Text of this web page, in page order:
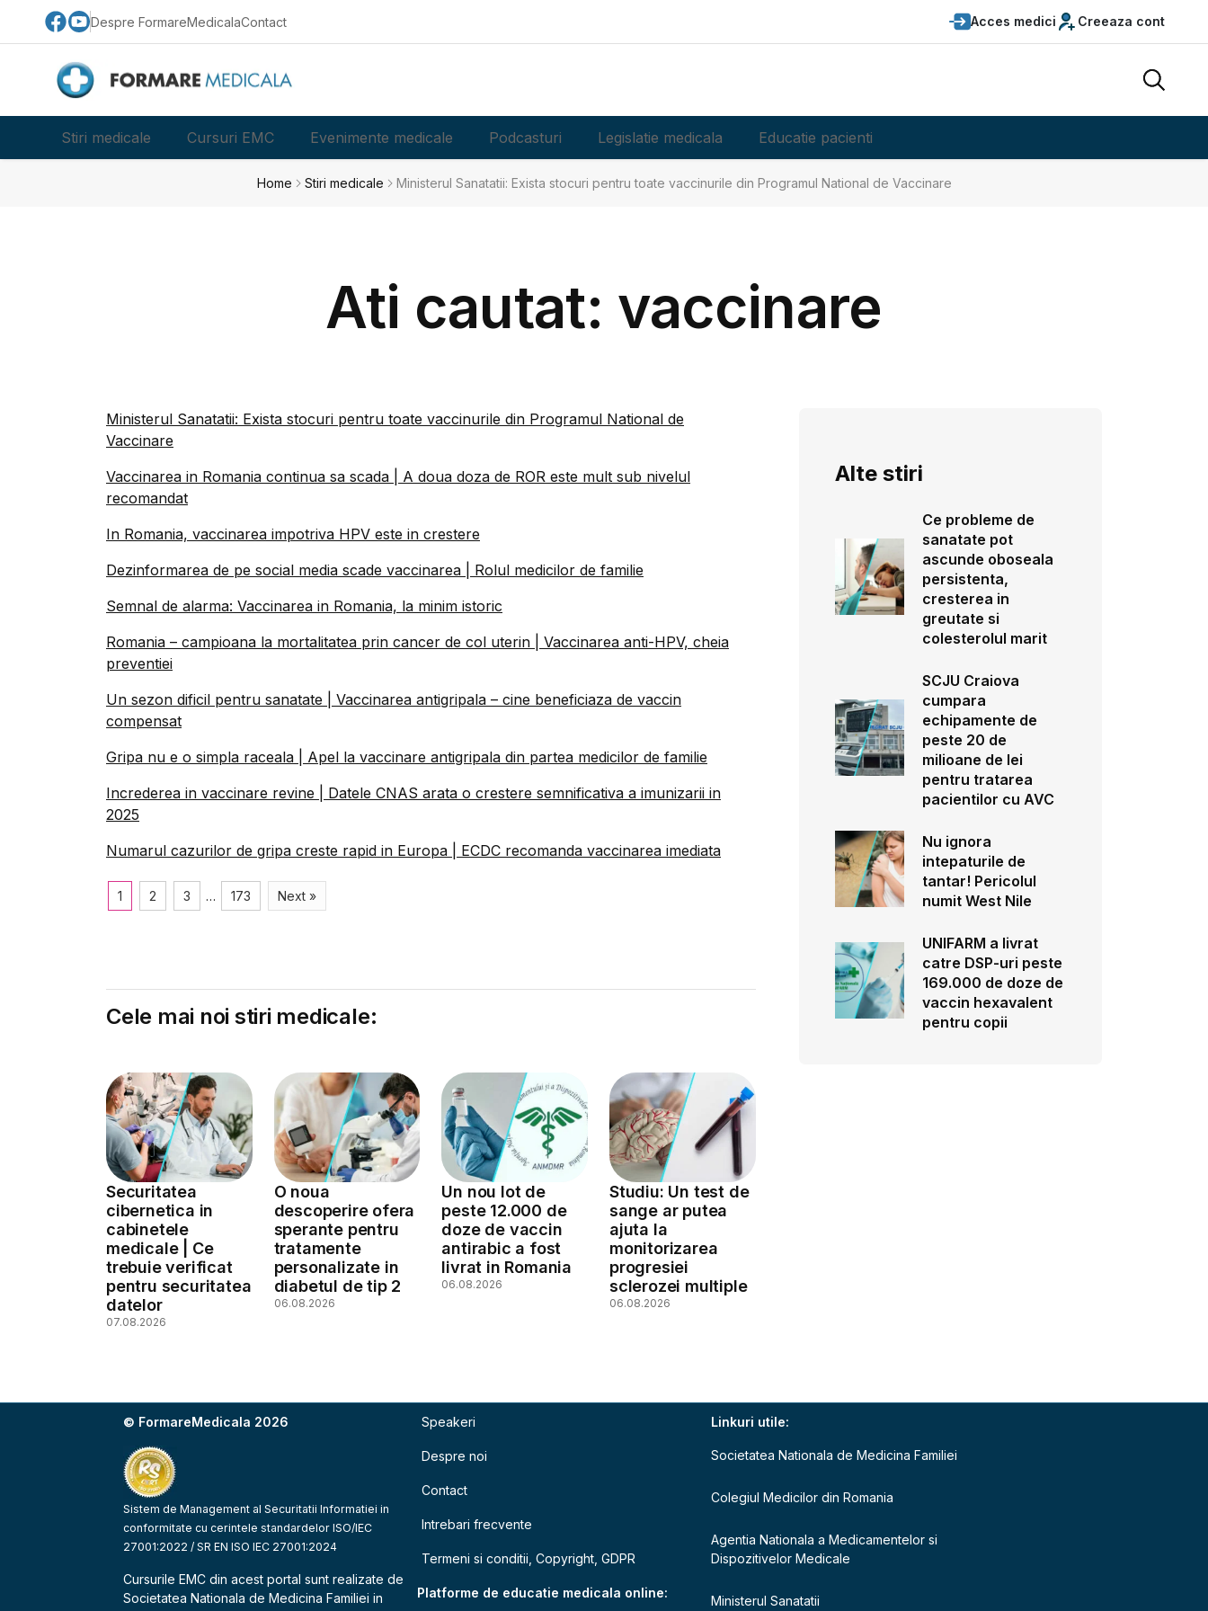
Despre FormareMedicalaContact Acces medici Creeaza cont
Stiri medicale Cursuri EMC Evenimente medicale Podcasturi Legislatie medicala Educatie pacienti
Home Stiri medicale Ministerul Sanatatii: Exista stocuri pentru toate vaccinurile din Programul National de Vaccinare
Ati cautat: vaccinare
Ministerul Sanatatii: Exista stocuri pentru toate vaccinurile din Programul National de
Vaccinare
Vaccinarea in Romania continua sa scada | A doua doza de ROR este mult sub nivelul
recomandat
In Romania, vaccinarea impotriva HPV este in crestere
Dezinformarea de pe social media scade vaccinarea | Rolul medicilor de familie
Semnal de alarma: Vaccinarea in Romania, la minim istoric
Romania – campioana la mortalitatea prin cancer de col uterin | Vaccinarea anti-HPV, cheia
preventiei
Un sezon dificil pentru sanatate | Vaccinarea antigripala – cine beneficiaza de vaccin
compensat
Gripa nu e o simpla raceala | Apel la vaccinare antigripala din partea medicilor de familie
Increderea in vaccinare revine | Datele CNAS arata o crestere semnificativa a imunizarii in
2025
Numarul cazurilor de gripa creste rapid in Europa | ECDC recomanda vaccinarea imediata
1 2 3 … 173 Next »
Cele mai noi stiri medicale:
Securitatea
cibernetica in
cabinetele
medicale | Ce
trebuie verificat
pentru securitatea
datelor
07.08.2026
O noua
descoperire ofera
sperante pentru
tratamente
personalizate in
diabetul de tip 2
06.08.2026
Un nou lot de
peste 12.000 de
doze de vaccin
antirabic a fost
livrat in Romania
06.08.2026
Studiu: Un test de
sange ar putea
ajuta la
monitorizarea
progresiei
sclerozei multiple
06.08.2026
Alte stiri
Ce probleme de
sanatate pot
ascunde oboseala
persistenta,
cresterea in
greutate si
colesterolul marit
SCJU Craiova
cumpara
echipamente de
peste 20 de
milioane de lei
pentru tratarea
pacientilor cu AVC
Nu ignora
intepaturile de
tantar! Pericolul
numit West Nile
UNIFARM a livrat
catre DSP-uri peste
169.000 de doze de
vaccin hexavalent
pentru copii
© FormareMedicala 2026
Sistem de Management al Securitatii Informatiei in
conformitate cu cerintele standardelor ISO/IEC
27001:2022 / SR EN ISO IEC 27001:2024
Cursurile EMC din acest portal sunt realizate de
Societatea Nationala de Medicina Familiei in
Speakeri
Despre noi
Contact
Intrebari frecvente
Termeni si conditii, Copyright, GDPR
Platforme de educatie medicala online:
Linkuri utile:
Societatea Nationala de Medicina Familiei
Colegiul Medicilor din Romania
Agentia Nationala a Medicamentelor si
Dispozitivelor Medicale
Ministerul Sanatatii